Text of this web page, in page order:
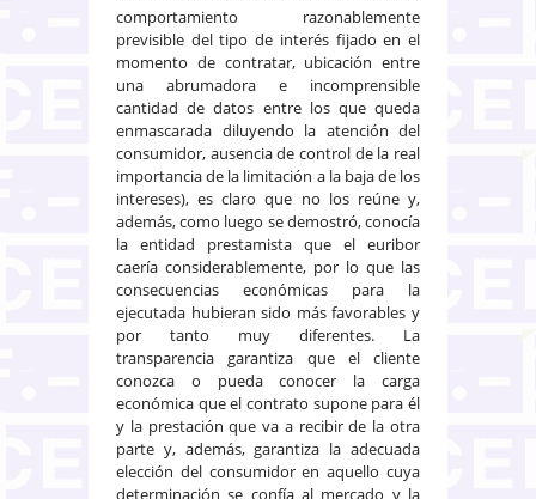
comportamiento razonablemente
previsible del tipo de interés fijado en el
momento de contratar, ubicación entre
una abrumadora e incomprensible
cantidad de datos entre los que queda
enmascarada diluyendo la atención del
consumidor, ausencia de control de la real
importancia de la limitación a la baja de los
intereses), es claro que no los reúne y,
además, como luego se demostró, conocía
la entidad prestamista que el euribor
caería considerablemente, por lo que las
consecuencias económicas para la
ejecutada hubieran sido más favorables y
por tanto muy diferentes. La
transparencia garantiza que el cliente
conozca o pueda conocer la carga
económica que el contrato supone para él
y la prestación que va a recibir de la otra
parte y, además, garantiza la adecuada
elección del consumidor en aquello cuya
determinación se confía al mercado y la